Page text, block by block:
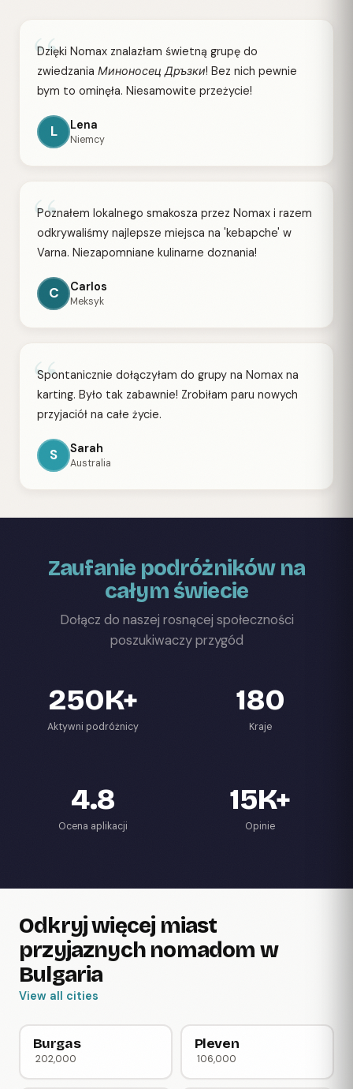
“
Dzięki Nomax znalazłam świetną grupę do
zwiedzania Миноносец Дръзки! Bez nich pewnie
bym to ominęła. Niesamowite przeżycie!
L Lena
Niemcy
“
Poznałem lokalnego smakosza przez Nomax i razem
odkrywaliśmy najlepsze miejsca na 'kebapche' w
Varna. Niezapomniane kulinarne doznania!
C Carlos
Meksyk
“
Spontanicznie dołączyłam do grupy na Nomax na
karting. Było tak zabawnie! Zrobiłam paru nowych
przyjaciół na całe życie.
S Sarah
Australia
Zaufanie podróżników na
całym świecie
Dołącz do naszej rosnącej społeczności
poszukiwaczy przygód
250K+
Aktywni podróżnicy
180
Kraje
4.8
Ocena aplikacji
15K+
Opinie
Odkryj więcej miast
przyjaznych nomadom w
Bulgaria
View all cities
Burgas
202,000
Pleven
106,000